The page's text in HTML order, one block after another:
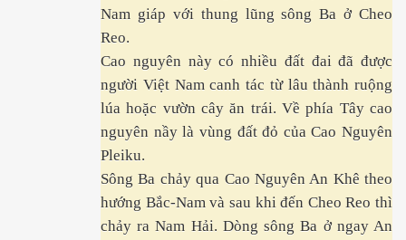
Nam giáp với thung lũng sông Ba ở Cheo
Reo.
Cao nguyên này có nhiều đất đai đã được
người Việt Nam canh tác từ lâu thành ruộng
lúa hoặc vườn cây ăn trái. Về phía Tây cao
nguyên nầy là vùng đất đỏ của Cao Nguyên
Pleiku.
Sông Ba chảy qua Cao Nguyên An Khê theo
hướng Bắc-Nam và sau khi đến Cheo Reo thì
chảy ra Nam Hải. Dòng sông Ba ở ngay An